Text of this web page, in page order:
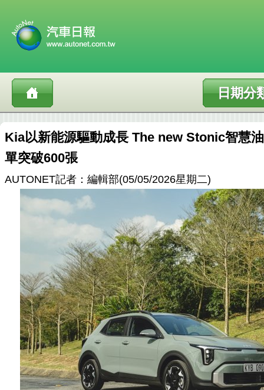
日期分
Kia以新能源驅動成長 The new Stonic智慧
單突破600張
AUTONET記者：編輯部(05/05/2026星期二)